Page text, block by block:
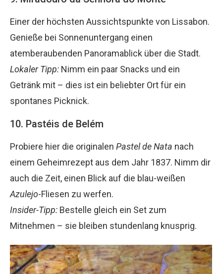
Einer der höchsten Aussichtspunkte von Lissabon.
Genieße bei Sonnenuntergang einen
atemberaubenden Panoramablick über die Stadt.
Lokaler Tipp: Nimm ein paar Snacks und ein
Getränk mit – dies ist ein beliebter Ort für ein
spontanes Picknick.
10. Pastéis de Belém
Probiere hier die originalen Pastel de Nata nach
einem Geheimrezept aus dem Jahr 1837. Nimm dir
auch die Zeit, einen Blick auf die blau-weißen
Azulejo-Fliesen zu werfen.
Insider-Tipp: Bestelle gleich ein Set zum
Mitnehmen – sie bleiben stundenlang knusprig.